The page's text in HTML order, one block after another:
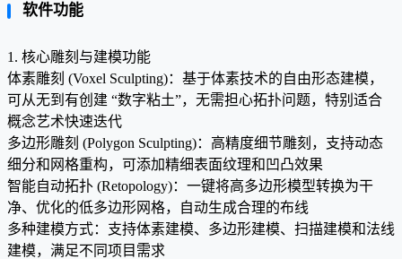
软件功能
1. 核心雕刻与建模功能
体素雕刻 (Voxel Sculpting)：基于体素技术的自由形态建模，
可从无到有创建 “数字粘土”，无需担心拓扑问题，特别适合
概念艺术快速迭代
多边形雕刻 (Polygon Sculpting)：高精度细节雕刻，支持动态
细分和网格重构，可添加精细表面纹理和凹凸效果
智能自动拓扑 (Retopology)：一键将高多边形模型转换为干
净、优化的低多边形网格，自动生成合理的布线
多种建模方式：支持体素建模、多边形建模、扫描建模和法线
建模，满足不同项目需求